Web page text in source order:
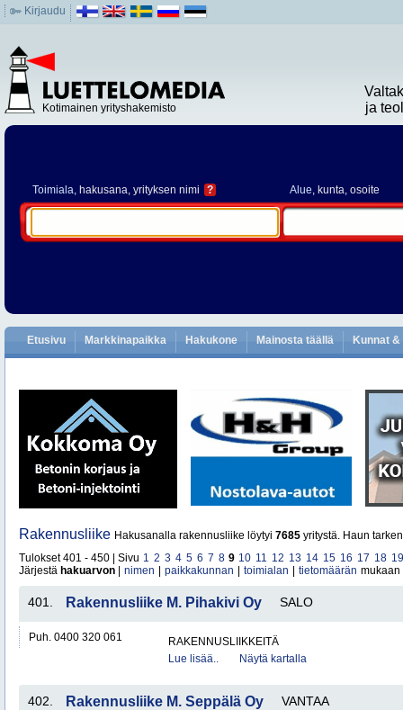
Kirjaudu
Kotimainen yrityshakemisto
ja
Toimiala, hakusana, yrityksen nimi ? Alue, kunta, osoite
Etusivu Markkinapaikka Hakukone Mainosta täällä Kunnat
Rakennusliike Hakusanalla rakennusliike löytyi 7685 yritystä. Haun
Tulokset 401 - 450 | Sivu 1 2 3 4 5 6 7 8 9 10 11 12 13 14 15 16 17 18 19
Järjestä hakuarvon nimen paikkakunnan toimialan tietomäärän mukaan
401. Rakennusliike M. Pihakivi Oy SALO
Puh. 0400 320 061
RAKENNUSLIIKKEITÄ
Lue lisää..
Näytä kartalla
402. Rakennusliike M. Seppälä Oy VANTAA